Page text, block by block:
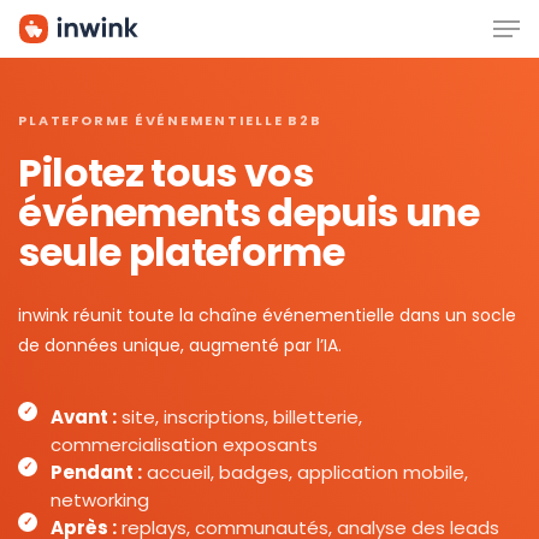
Skip
PLATEFORME ÉVÉNEMENTIELLE B2B
Pilotez tous vos
événements depuis une
seule plateforme
inwink réunit toute la chaîne événementielle dans un socle
de données unique, augmenté par l’IA.
Avant :site, inscriptions, billetterie,
commercialisation exposants
Pendant :accueil, badges, application mobile,
networking
Après :replays, communautés, analyse des leads